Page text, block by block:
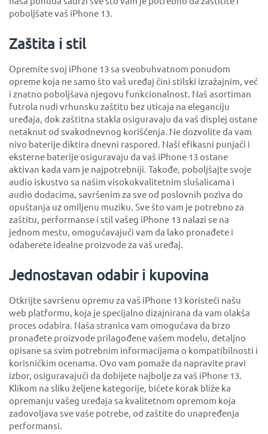
poboljšate vaš iPhone 13.
Zaštita i stil
Opremite svoj iPhone 13 sa sveobuhvatnom ponudom
opreme koja ne samo što vaš uređaj čini stilski izražajnim, već
i znatno poboljšava njegovu funkcionalnost. Naš asortiman
futrola nudi vrhunsku zaštitu bez uticaja na eleganciju
uređaja, dok zaštitna stakla osiguravaju da vaš displej ostane
netaknut od svakodnevnog korišćenja. Ne dozvolite da vam
nivo baterije diktira dnevni raspored. Naši efikasni punjači i
eksterne baterije osiguravaju da vaš iPhone 13 ostane
aktivan kada vam je najpotrebniji. Takođe, poboljšajte svoje
audio iskustvo sa našim visokokvalitetnim slušalicama i
audio dodacima, savršenim za sve od poslovnih poziva do
opuštanja uz omiljenu muziku. Sve što vam je potrebno za
zaštitu, performanse i stil vašeg iPhone 13 nalazi se na
jednom mestu, omogućavajući vam da lako pronađete i
odaberete idealne proizvode za vaš uređaj.
Jednostavan odabir i kupovina
Otkrijte savršenu opremu za vaš iPhone 13 koristeći našu
web platformu, koja je specijalno dizajnirana da vam olakša
proces odabira. Naša stranica vam omogućava da brzo
pronađete proizvode prilagođene vašem modelu, detaljno
opisane sa svim potrebnim informacijama o kompatibilnosti i
korisničkim ocenama. Ovo vam pomaže da napravite pravi
izbor, osiguravajući da dobijete najbolje za vaš iPhone 13.
Klikom na sliku željene kategorije, bićete korak bliže ka
opremanju vašeg uređaja sa kvalitetnom opremom koja
zadovoljava sve vaše potrebe, od zaštite do unapređenja
performansi.